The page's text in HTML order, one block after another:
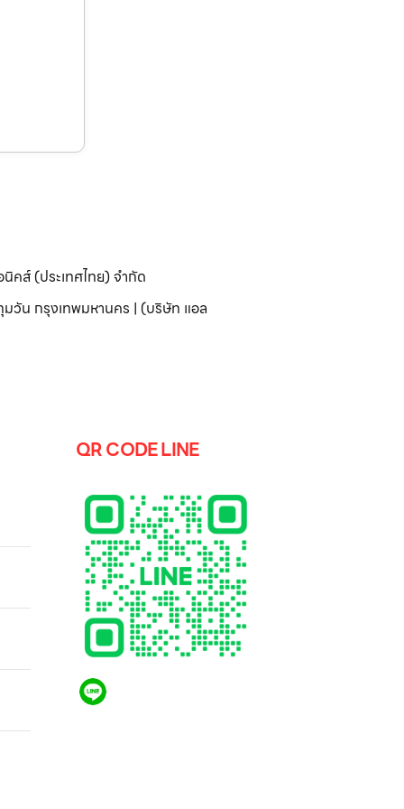
คส์ (ประเทศไทย) จำกัด
วัน กรุงเทพมหานคร | (บริษัท แอล
QR CODE LINE